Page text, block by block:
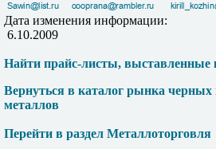
Дата изменения информации:
6.10.2009
Найти прайс-листы, выставленные
Вернуться в каталог рынка
металлов
Перейти в раздел Металлоторговля